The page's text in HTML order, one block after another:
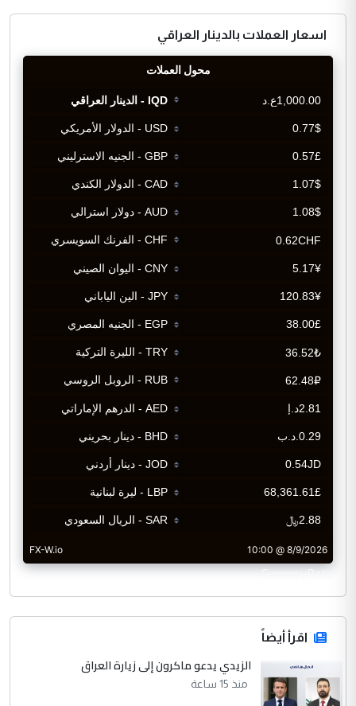
اسعار العملات بالدينار العراقي
CurrencyRate
اقرأ أيضاً
الزيدي يدعو ماكرون إلى زيارة العراق
منذ 15 ساعة